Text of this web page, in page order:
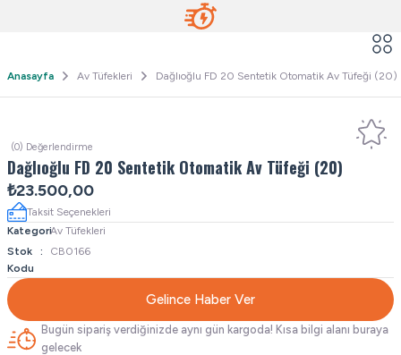
Anasayfa Av Tüfekleri Dağlıoğlu FD 20 Sentetik Otomatik Av Tüfeği (20)
(0) Değerlendirme
Dağlıoğlu FD 20 Sentetik Otomatik Av Tüfeği (20)
₺23.500,00
Taksit Seçenekleri
KategoriAv Tüfekleri
Stok
Kodu
CB0166
Gelince Haber Ver
Bugün sipariş verdiğinizde aynı gün kargoda! Kısa bilgi alanı buraya
gelecek